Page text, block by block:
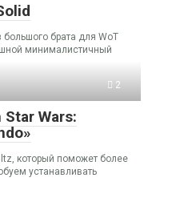
большого брата для WoT
минималистичный
2
Wars:
который поможет более
устанавливать